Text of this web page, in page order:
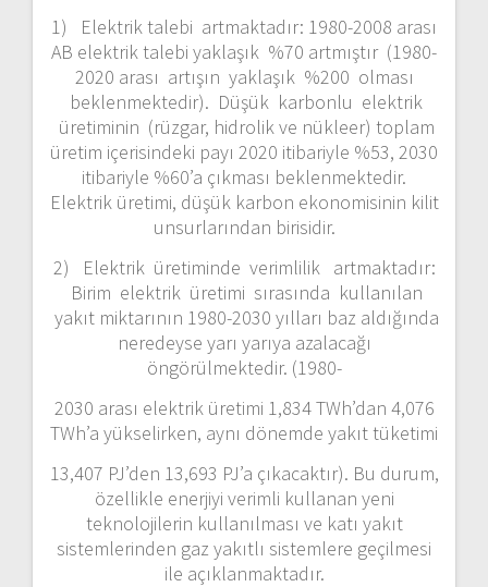
1) Elektrik talebi artmaktadır: 1980-2008 arası
AB elektrik talebi yaklaşık %70 artmıştır (1980-
2020 arası artışın yaklaşık %200 olması
beklenmektedir). Düşük karbonlu elektrik
üretiminin (rüzgar, hidrolik ve nükleer) toplam
üretim içerisindeki payı 2020 itibariyle %53, 2030
itibariyle %60’a çıkması beklenmektedir.
Elektrik üretimi, düşük karbon ekonomisinin kilit
unsurlarından birisidir.
2) Elektrik üretiminde verimlilik artmaktadır:
Birim elektrik üretimi sırasında kullanılan
yakıt miktarının 1980-2030 yılları baz aldığında
neredeyse yarı yarıya azalacağı
öngörülmektedir. (1980-
2030 arası elektrik üretimi 1,834 TWh’dan 4,076
TWh’a yükselirken, aynı dönemde yakıt tüketimi
13,407 PJ’den 13,693 PJ’a çıkacaktır). Bu durum,
özellikle enerjiyi verimli kullanan yeni
teknolojilerin kullanılması ve katı yakıt
sistemlerinden gaz yakıtlı sistemlere geçilmesi
ile açıklanmaktadır.